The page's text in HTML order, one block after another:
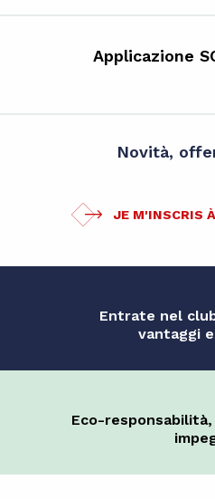
Applicazione
Novità,
JE M'INSCRIS
Entrate nel
vantaggi
Eco-